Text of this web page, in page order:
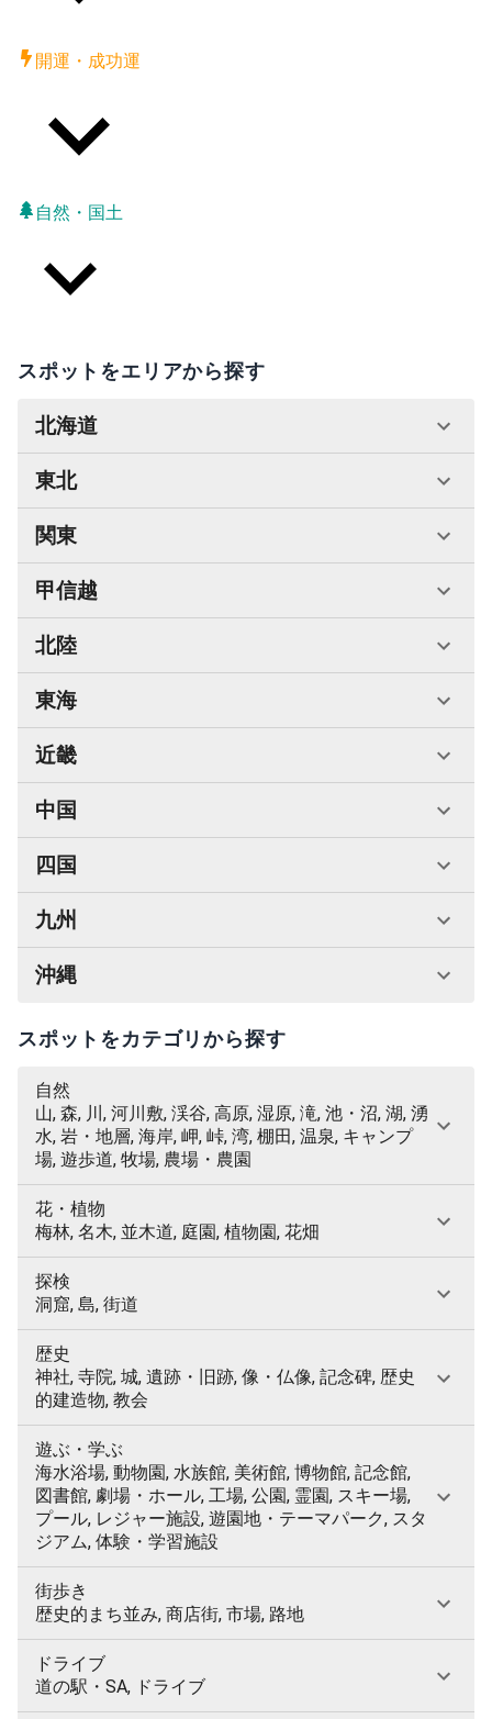
開運・成功運
自然・国土
スポットをエリアから探す
北海道
東北
関東
甲信越
北陸
東海
近畿
中国
四国
九州
沖縄
スポットをカテゴリから探す
自然
山, 森, 川, 河川敷, 渓谷, 高原, 湿原, 滝, 池・沼, 湖, 湧
水, 岩・地層, 海岸, 岬, 峠, 湾, 棚田, 温泉, キャンプ
場, 遊歩道, 牧場, 農場・農園
花・植物
梅林, 名木, 並木道, 庭園, 植物園, 花畑
探検
洞窟, 島, 街道
歴史
神社, 寺院, 城, 遺跡・旧跡, 像・仏像, 記念碑, 歴史
的建造物, 教会
遊ぶ・学ぶ
海水浴場, 動物園, 水族館, 美術館, 博物館, 記念館,
図書館, 劇場・ホール, 工場, 公園, 霊園, スキー場,
プール, レジャー施設, 遊園地・テーマパーク, スタ
ジアム, 体験・学習施設
街歩き
歴史的まち並み, 商店街, 市場, 路地
ドライブ
道の駅・SA, ドライブ